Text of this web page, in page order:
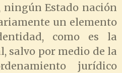
Estado nación
un elemento
como es la
salvo por medio de la
jurídico